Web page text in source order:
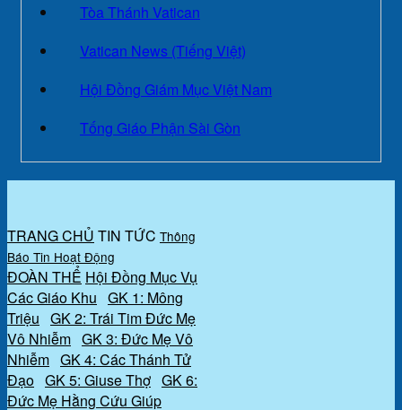
Tòa Thánh Vatican
Vatican News (Tiếng Việt)
Hội Đồng Giám Mục Việt Nam
Tống Giáo Phận Sài Gòn
TRANG CHỦ TIN TỨC Thông
Báo Tin Hoạt Động
ĐOÀN THỂ Hội Đồng Mục Vụ
Các Giáo Khu GK 1: Mông
Triệu GK 2: Trái Tim Đức Mẹ
Vô Nhiễm GK 3: Đức Mẹ Vô
Nhiễm GK 4: Các Thánh Tử
Đạo GK 5: Giuse Thợ GK 6:
Đức Mẹ Hằng Cứu Giúp